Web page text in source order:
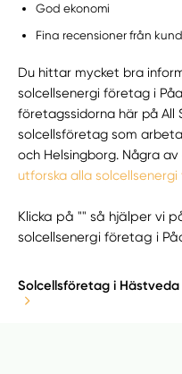
God ekonomi
Fina recensioner från
Du hittar mycket bra
solcellsenergi företag i
företagssidorna här på All
solcellsföretag som
och Helsingborg. Några
utforska alla
Klicka på "" så hjälper vi
solcellsenergi företag i
Solcellsföretag i Hästveda